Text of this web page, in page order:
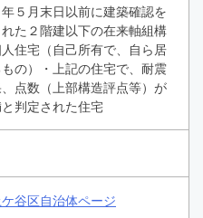
年５月末日以前に建築確認を
た２階建以下の在来軸組構
住宅（自己所有で、自ら居
の）・上記の住宅で、耐震
点数（上部構造評点等）が
判定された住宅
谷区自治体ページ